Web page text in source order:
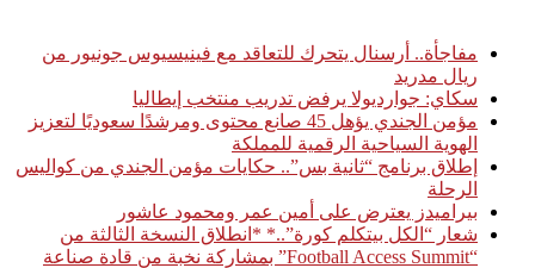
مفاجأة.. أرسنال يتحرك للتعاقد مع فينيسيوس جونيور من
ريال مدريد
سكاي: جوارديولا يرفض تدريب منتخب إيطاليا
مؤمن الجندي يؤهل 45 صانع محتوى ومرشدًا سعوديًا لتعزيز
الهوية السياحية الرقمية للمملكة
إطلاق برنامج “ثانية بس”.. حكايات مؤمن الجندي من كواليس
الرحلة
بيراميدز يعترض على أمين عمر ومحمود عاشور
شعار “الكل بيتكلم كورة”..* *انطلاق النسخة الثالثة من
“Football Access Summit” بمشاركة نخبة من قادة صناعة